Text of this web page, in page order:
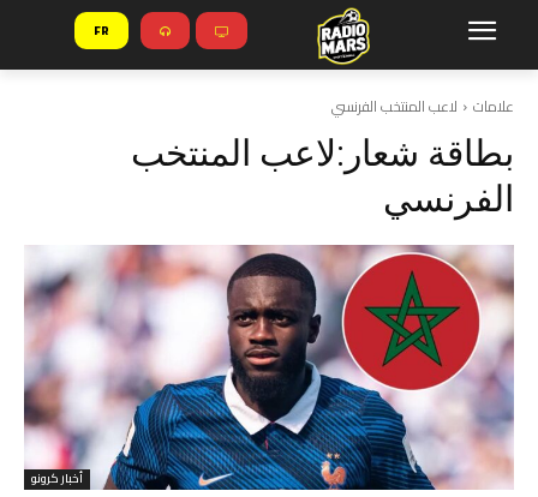
FR
علامات لاعب المنتخب الفرنسي
بطاقة شعار:لاعب المنتخب
الفرنسي
أخبار كرونو